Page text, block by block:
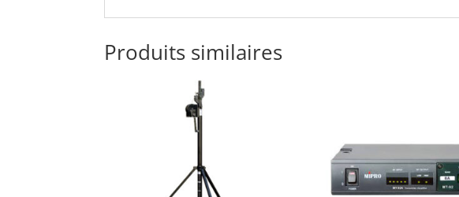
Produits similaires